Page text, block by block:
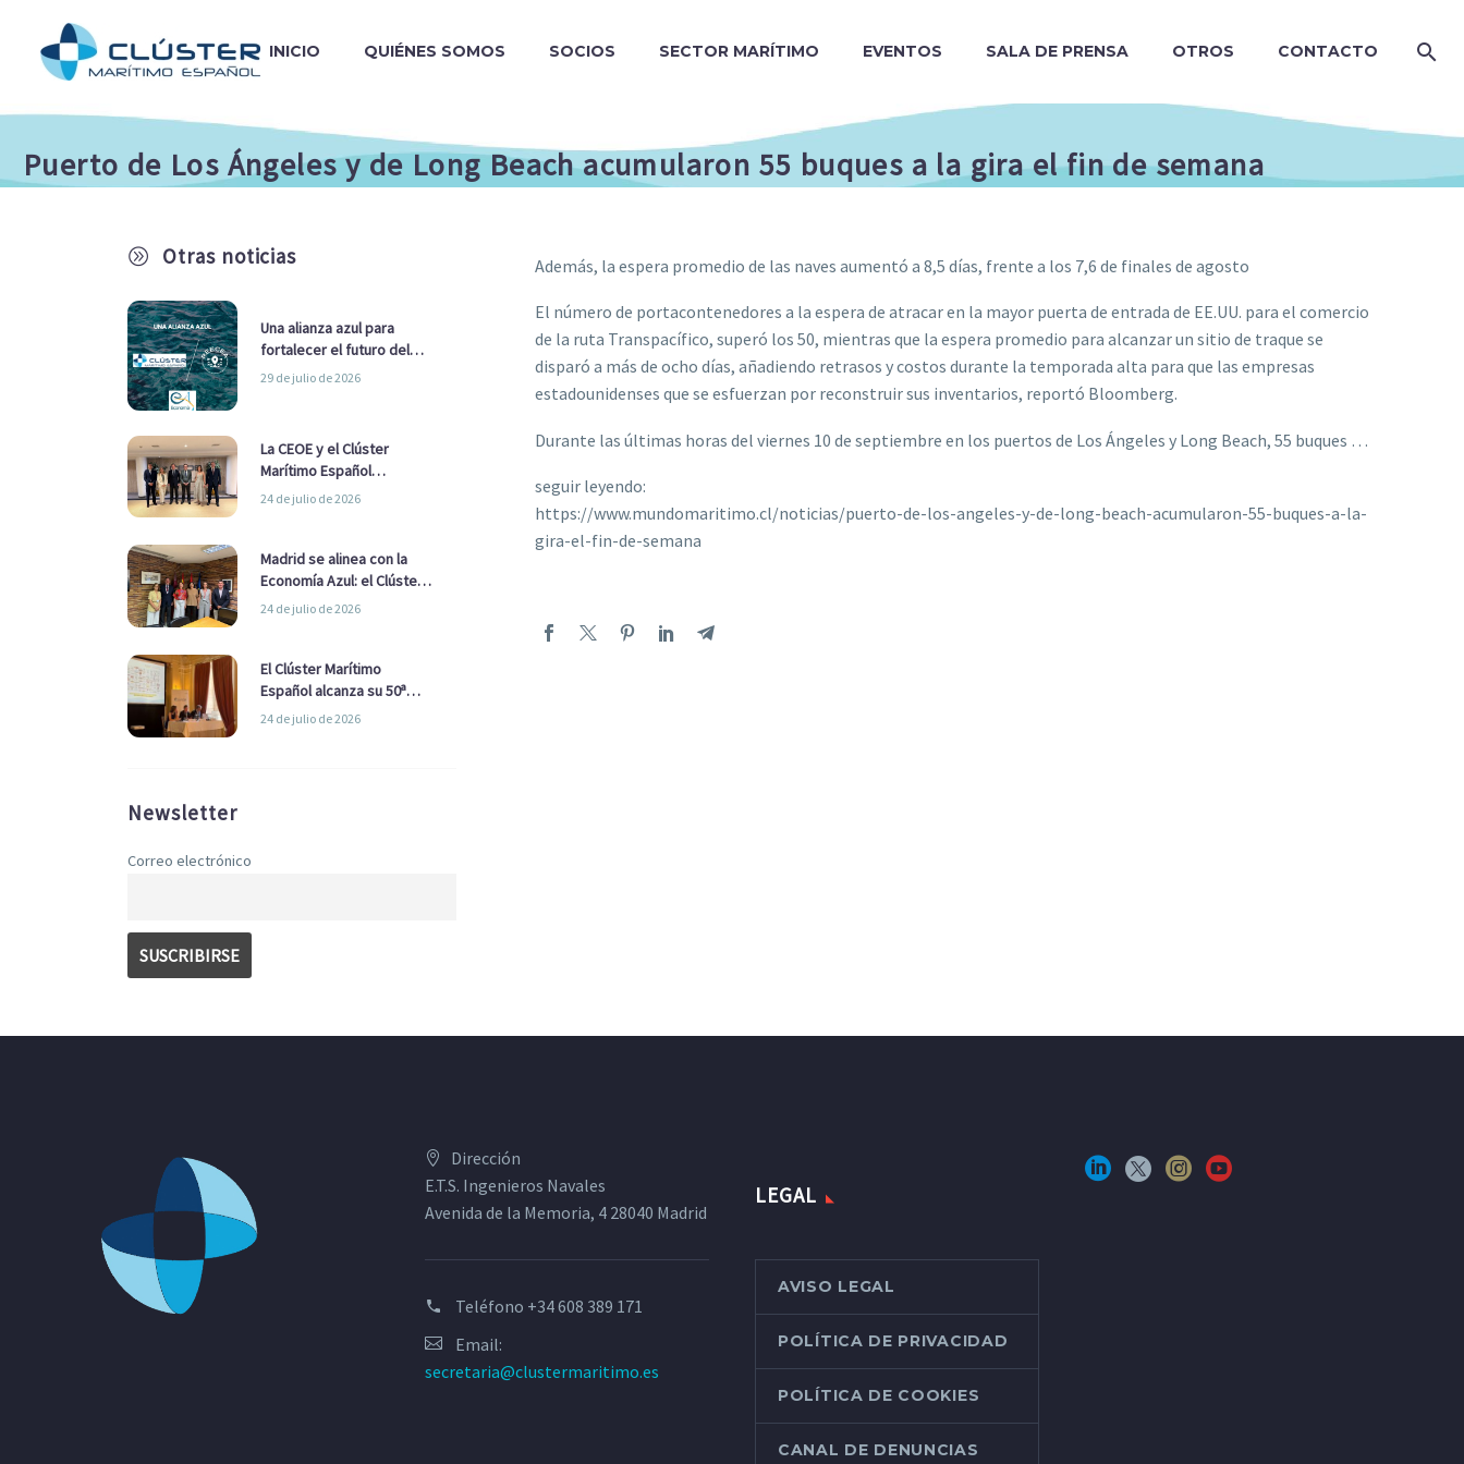
INICIO QUIÉNES SOMOS SOCIOS SECTOR MARÍTIMO EVENTOS SALA DE PRENSA OTROS CONTACTO
Puerto de Los Ángeles y de Long Beach acumularon 55 buques a la gira el fin de semana
A Otras noticias
Una alianza azul para
fortalecer el futuro del
sector marítimo
29 de julio de 2026
La CEOE y el Clúster
Marítimo Español
refuerzan su alianza para
24 de julio de 2026
Madrid se alinea con la
Economía Azul: el Clúster
Marítimo Español y la Real
Ayuntamiento
24 de julio de 2026
El Clúster Marítimo
Español alcanza su 50ª
Asamblea reafirmando su
24 de julio de 2026
Newsletter
Correo electrónico
Además, la espera promedio de las naves aumentó a 8,5 días, frente a los 7,6 de finales de agosto
El número de portacontenedores a la espera de atracar en la mayor puerta de entrada de EE.UU. para el comercio
de la ruta Transpacífico, superó los 50, mientras que la espera promedio para alcanzar un sitio de traque se
disparó a más de ocho días, añadiendo retrasos y costos durante la temporada alta para que las empresas
estadounidenses que se esfuerzan por reconstruir sus inventarios, reportó Bloomberg.
Durante las últimas horas del viernes 10 de septiembre en los puertos de Los Ángeles y Long Beach, 55 buques …
seguir leyendo:
https://www.mundomaritimo.cl/noticias/puerto-de-los-angeles-y-de-long-beach-acumularon-55-buques-a-la-
gira-el-fin-de-semana
Dirección
E.T.S. Ingenieros Navales
Avenida de la Memoria, 4 28040 Madrid
Teléfono +34 608 389 171
Email:
secretaria@clustermaritimo.es
LEGAL
AVISO LEGAL
POLÍTICA DE PRIVACIDAD
POLÍTICA DE COOKIES
CANAL DE DENUNCIAS